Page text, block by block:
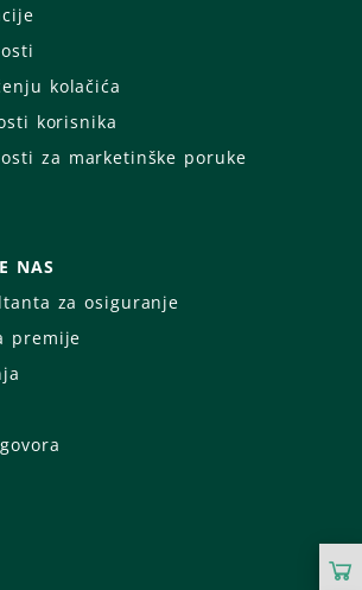
kolačića
korisnika
za marketinške poruke
NAS
za osiguranje
premije